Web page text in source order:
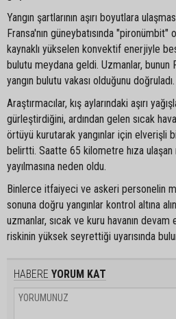
Yangın şartlarının aşırı boyutlara
Fransa'nın güneybatısında "pironümbit"
kaynaklı yükselen konvektif enerjiyle
bulutu meydana geldi. Uzmanlar, bunun
yangın bulutu vakası olduğunu doğruladı.
Araştırmacılar, kış aylarındaki aşırı
gürleştirdiğini, ardından gelen sıcak
örtüyü kurutarak yangınlar için elverişli
belirtti. Saatte 65 kilometre hıza ulaşan
yayılmasına neden oldu.
Binlerce itfaiyeci ve askeri personelin
sonuna doğru yangınlar kontrol altına
uzmanlar, sıcak ve kuru havanın devam
riskinin yüksek seyrettiği uyarısında
HABERE YORUM KAT